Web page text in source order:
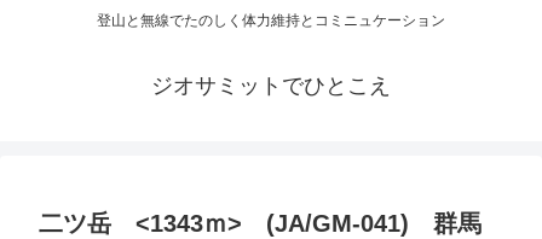
登山と無線でたのしく体力維持とコミニュケーション
ジオサミットでひとこえ
二ツ岳 <1343ｍ> (JA/GM-041) 群馬